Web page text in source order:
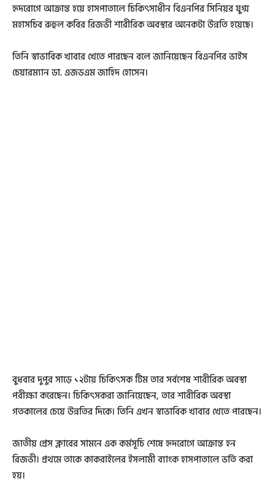
হৃদরোগে আক্রান্ত হয়ে হাসপাতালে চিকিৎসাধীন বিএনপির সিনিয়র যুগ্ম
মহাসচিব রুহুল কবির রিজভী শারীরিক অবস্থার অনেকটা উন্নতি হয়েছে।
তিনি স্বাভাবিক খাবার খেতে পারছেন বলে জানিয়েছেন বিএনপির ভাইস
চেয়ারম্যান ডা. এজডএম জাহিদ হোসেন।
বুধবার দুপুর সাড়ে ১২টায় চিকিৎসক টিম তার সর্বশেষ শারীরিক অবস্থা
পরীক্ষা করেছেন। চিকিৎসকরা জানিয়েছেন, তার শারীরিক অবস্থা
গতকালের চেয়ে উন্নতির দিকে। তিনি এখন স্বাভাবিক খাবার খেতে পারছেন।
জাতীয় প্রেস ক্লাবের সামনে এক কর্মসূচি শেষে হৃদরোগে আক্রান্ত হন
রিজভী। প্রথমে তাকে কাকরাইলের ইসলামী ব্যাংক হাসপাতালে ভর্তি করা
হয়।